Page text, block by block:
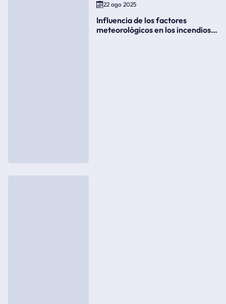
22 ago 2025
Influencia de los factores
meteorológicos en los incendios